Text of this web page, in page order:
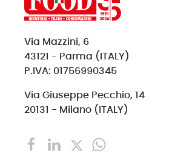
Via Mazzini, 6
43121 - Parma (ITALY)
P.IVA: 01756990345
Via Giuseppe Pecchio, 14
20131 - Milano (ITALY)